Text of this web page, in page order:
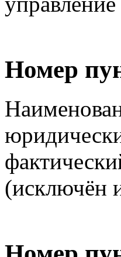
Номер
(исключён